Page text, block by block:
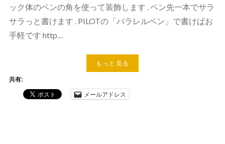
ック体のペンの角を使って装飾します . ペン先一本でサラ
サラっと書けます . PILOTの「パラレルペン」で書けばお
手軽です http…
もっと見る
共有:
メールアドレス